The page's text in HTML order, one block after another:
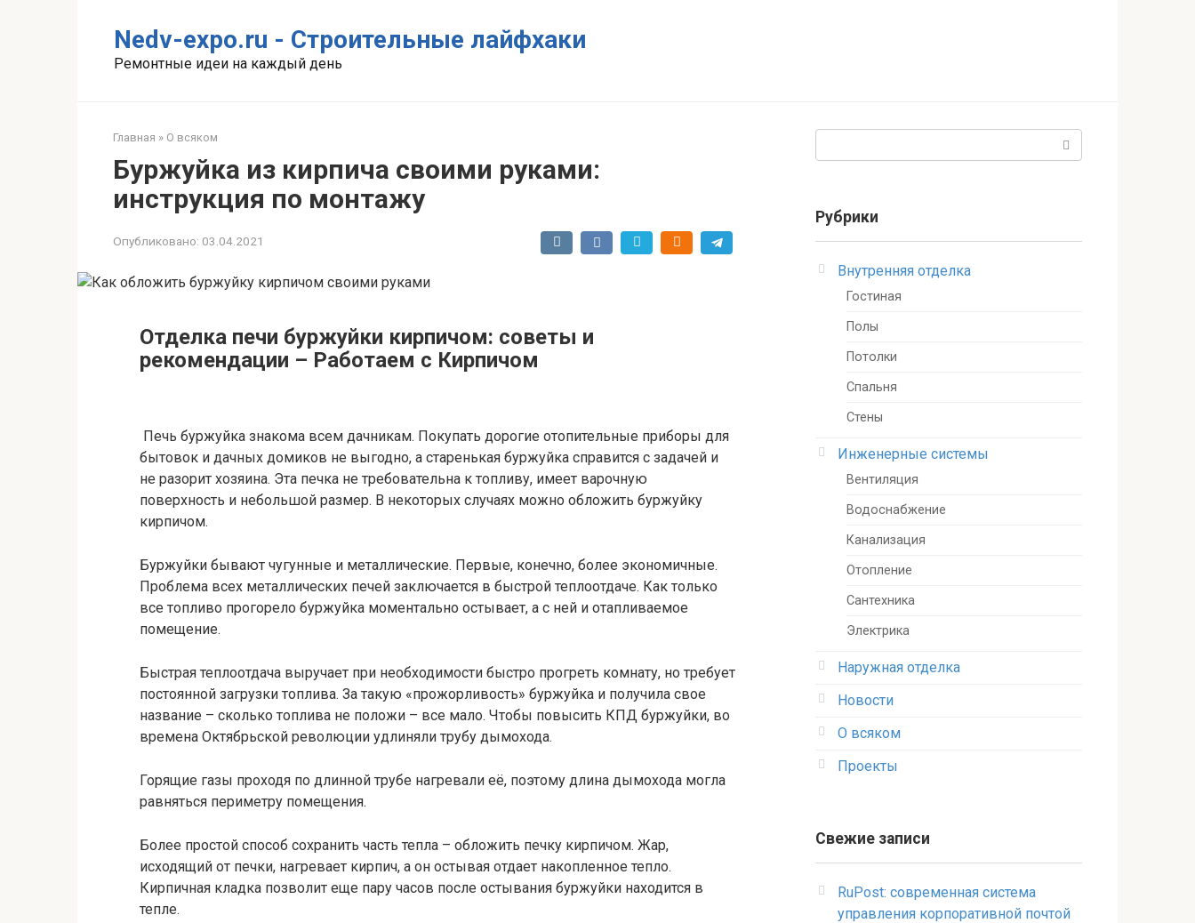
Nedv-expo.ru - Строительные лайфхаки
Ремонтные идеи на каждый день
Главная » О всяком
Буржуйка из кирпича своими руками:
инструкция по монтажу
Опубликовано: 03.04.2021
Отделка печи буржуйки кирпичом: советы и
рекомендации – Работаем с Кирпичом
Печь буржуйка знакома всем дачникам. Покупать дорогие отопительные приборы для
бытовок и дачных домиков не выгодно, а старенькая буржуйка справится с задачей и
не разорит хозяина. Эта печка не требовательна к топливу, имеет варочную
поверхность и небольшой размер. В некоторых случаях можно обложить буржуйку
кирпичом.
Буржуйки бывают чугунные и металлические. Первые, конечно, более экономичные.
Проблема всех металлических печей заключается в быстрой теплоотдаче. Как только
все топливо прогорело буржуйка моментально остывает, а с ней и отапливаемое
помещение.
Быстрая теплоотдача выручает при необходимости быстро прогреть комнату, но требует
постоянной загрузки топлива. За такую «прожорливость» буржуйка и получила свое
название – сколько топлива не положи – все мало. Чтобы повысить КПД буржуйки, во
времена Октябрьской революции удлиняли трубу дымохода.
Горящие газы проходя по длинной трубе нагревали её, поэтому длина дымохода могла
равняться периметру помещения.
Более простой способ сохранить часть тепла – обложить печку кирпичом. Жар,
исходящий от печки, нагревает кирпич, а он остывая отдает накопленное тепло.
Кирпичная кладка позволит еще пару часов после остывания буржуйки находится в
тепле.
Рубрики
Внутренняя отделка
Гостиная
Полы
Потолки
Спальня
Стены
Инженерные системы
Вентиляция
Водоснабжение
Канализация
Отопление
Сантехника
Электрика
Наружная отделка
Новости
О всяком
Проекты
Свежие записи
RuPost: современная система
управления корпоративной почтой